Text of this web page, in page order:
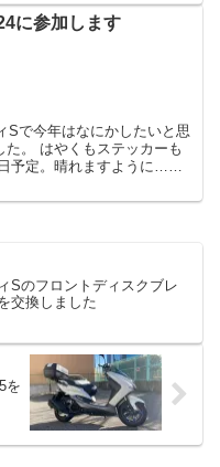
に参加します
Sで今年はなにかしたいと思
。 はやくもステッカーも
予定。晴れますように……
Sのフロントディスクブレ
交換しました
を